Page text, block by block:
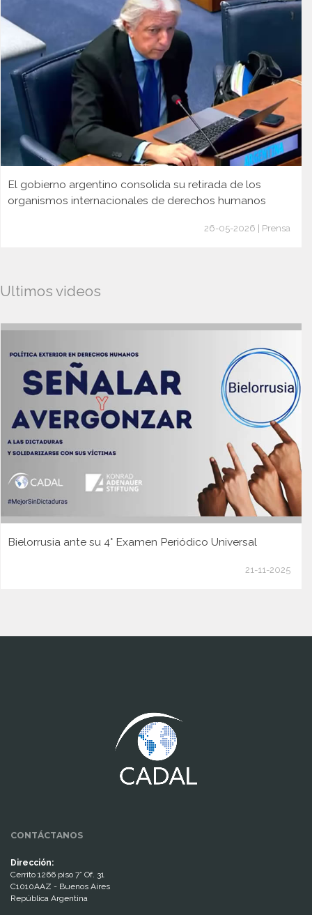
El gobierno argentino consolida su retirada de los
organismos internacionales de derechos humanos
26-05-2026 | Prensa
Ultimos videos
Bielorrusia ante su 4° Examen Periódico Universal
21-11-2025
CONTÁCTANOS
Dirección:
Cerrito 1266 piso 7° Of. 31
C1010AAZ - Buenos Aires
República Argentina